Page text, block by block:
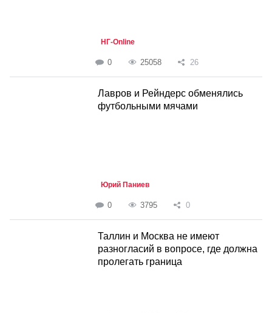
НГ-Online
0 25058 26
Лавров и Рейндерс обменялись
футбольными мячами
Юрий Паниев
0 3795 0
Таллин и Москва не имеют
разногласий в вопросе, где должна
пролегать граница